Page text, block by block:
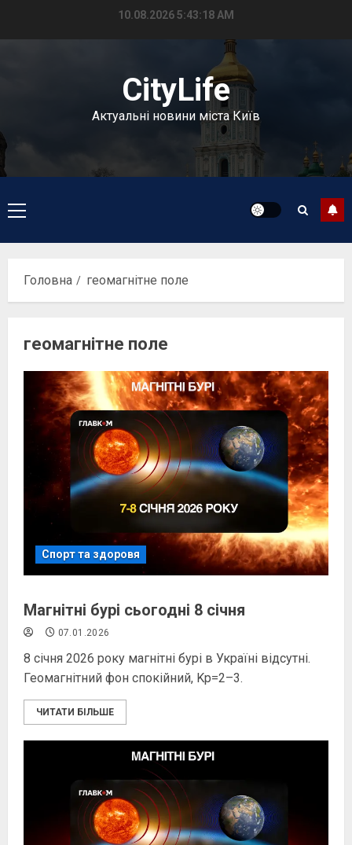
10.08.20265:43:18 AM
CityLife
Актуальні новини міста Київ
Головне
меню
Головна геомагнітне поле
геомагнітне поле
Спорт та здоровя
Магнітні бурі сьогодні 8 січня
07.01.2026
8 січня 2026 року магнітні бурі в Україні відсутні.
Геомагнітний фон спокійний, Kp=2–3.
ЧИТАТИ БІЛЬШЕ